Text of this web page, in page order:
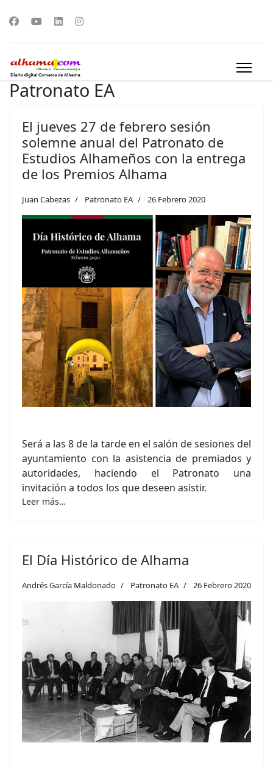
Patronato EA
El jueves 27 de febrero sesión
solemne anual del Patronato de
Estudios Alhameños con la entrega
de los Premios Alhama
Juan Cabezas Patronato EA 26 Febrero 2020
Será a las 8 de la tarde en el salón de sesiones del
ayuntamiento con la asistencia de premiados y
autoridades, haciendo el Patronato una
invitación a todos los que deseen asistir.
Leer más…
El Día Histórico de Alhama
Andrés García Maldonado Patronato EA 26 Febrero 2020